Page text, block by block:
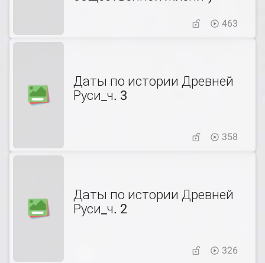
463
Даты по истории Древней
Руси_ч. 3
358
Даты по истории Древней
Руси_ч. 2
326